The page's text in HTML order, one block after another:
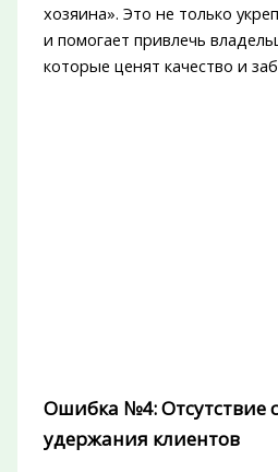
хозяина». Это не только
и помогает привлечь
которые ценят качество и
Ошибка №4: Отсутствие
удержания клиентов